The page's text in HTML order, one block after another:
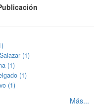
(1)
(1)
(1)
(1)
Más...